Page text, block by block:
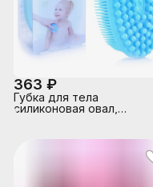
363 ₽
Губка для тела
силиконовая овал,